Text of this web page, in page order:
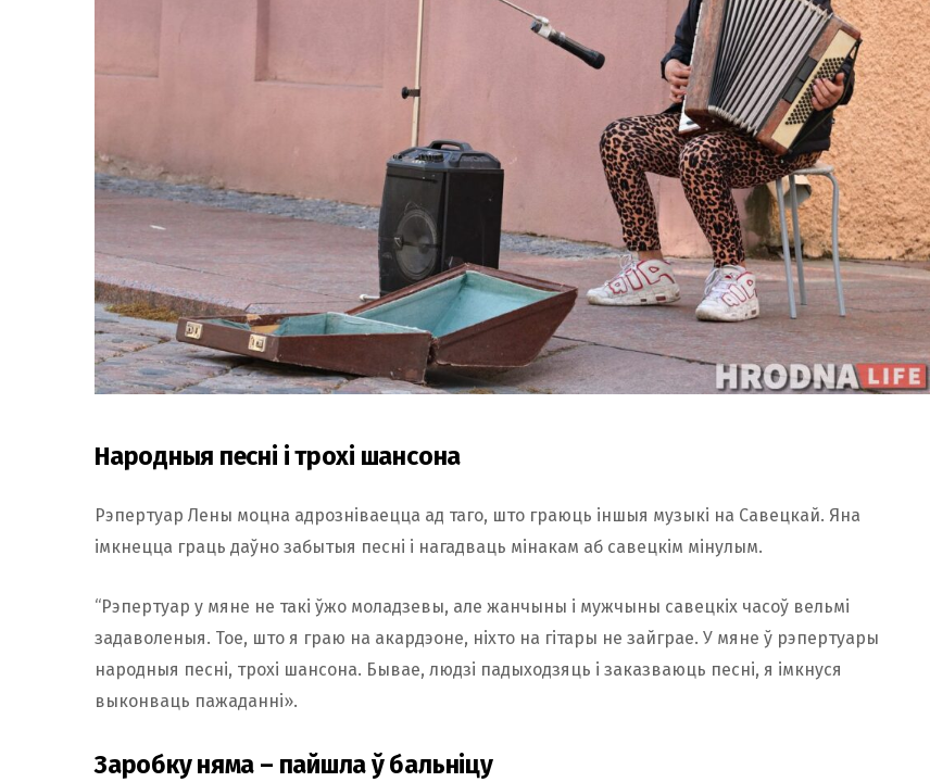
Народныя песні і трохі шансона
Рэпертуар Лены моцна адрозніваецца ад таго, што граюць іншыя музыкі на Савецкай. Яна
імкнецца граць даўно забытыя песні і нагадваць мінакам аб савецкім мінулым.
“Рэпертуар у мяне не такі ўжо моладзевы, але жанчыны і мужчыны савецкіх часоў вельмі
задаволеныя. Тое, што я граю на акардэоне, ніхто на гітары не зайграе. У мяне ў рэпертуары
народныя песні, трохі шансона. Бывае, людзі падыходзяць і заказваюць песні, я імкнуся
выконваць пажаданні».
Заробку няма – пайшла ў бальніцу